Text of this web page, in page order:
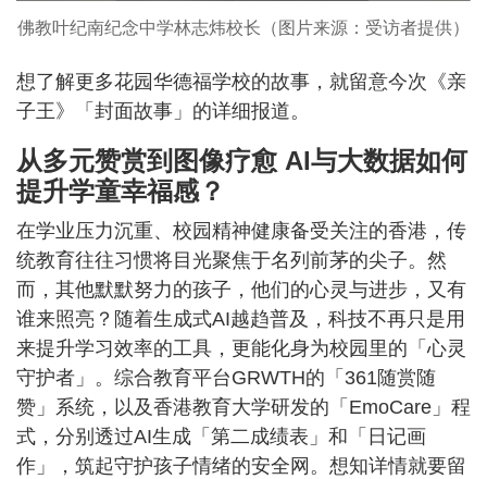
佛教叶纪南纪念中学林志炜校长（图片来源：受访者提供）
想了解更多花园华德福学校的故事，就留意今次《亲
子王》「封面故事」的详细报道。
从多元赞赏到图像疗愈 AI与大数据如何
提升学童幸福感？
在学业压力沉重、校园精神健康备受关注的香港，传
统教育往往习惯将目光聚焦于名列前茅的尖子。然
而，其他默默努力的孩子，他们的心灵与进步，又有
谁来照亮？随着生成式AI越趋普及，科技不再只是用
来提升学习效率的工具，更能化身为校园里的「心灵
守护者」。综合教育平台GRWTH的「361随赏随
赞」系统，以及香港教育大学研发的「EmoCare」程
式，分别透过AI生成「第二成绩表」和「日记画
作」，筑起守护孩子情绪的安全网。想知详情就要留